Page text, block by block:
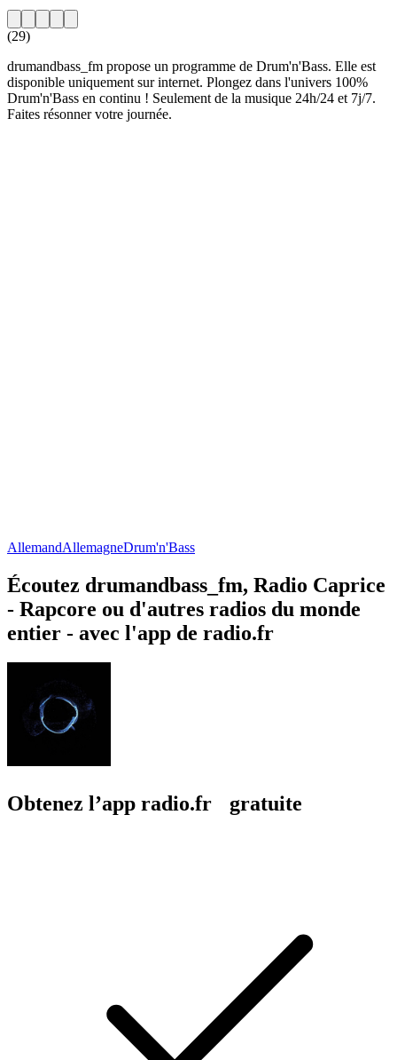
(29)
drumandbass_fm propose un programme de Drum'n'Bass. Elle est
disponible uniquement sur internet. Plongez dans l'univers 100%
Drum'n'Bass en continu ! Seulement de la musique 24h/24 et 7j/7.
Faites résonner votre journée.
AllemandAllemagneDrum'n'Bass
Écoutez drumandbass_fm, Radio Caprice
- Rapcore ou d'autres radios du monde
entier - avec l'app de radio.fr
Obtenez l’app radio.fr gratuite